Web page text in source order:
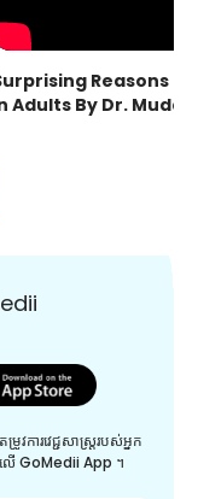
Reasons
Adults By Dr.
ារវេជ្ជសាស្រ្តរបស់អ្នក
ើ GoMedii App ។